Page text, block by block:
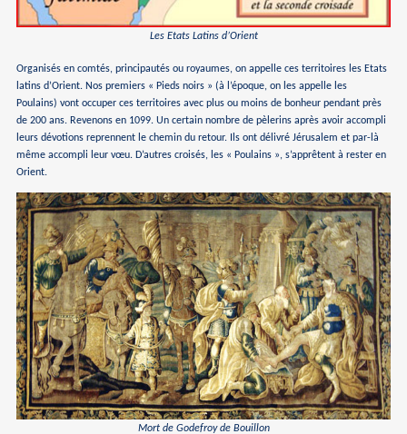
Les Etats Latins d’Orient
Organisés en comtés, principautés ou royaumes, on appelle ces territoires les Etats
latins d’Orient. Nos premiers « Pieds noirs » (à l’époque, on les appelle les
Poulains) vont occuper ces territoires avec plus ou moins de bonheur pendant près
de 200 ans. Revenons en 1099. Un certain nombre de pèlerins après avoir accompli
leurs dévotions reprennent le chemin du retour. Ils ont délivré Jérusalem et par-là
même accompli leur vœu. D’autres croisés, les « Poulains », s’apprêtent à rester en
Orient.
Mort de Godefroy de Bouillon